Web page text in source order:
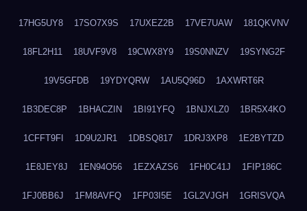
17HG5UY8 17SO7X9S 17UXEZ2B 17VE7UAW 181QKVNV
18FL2H11 18UVF9V8 19CWX8Y9 19S0NNZV 19SYNG2F
19V5GFDB 19YDYQRW 1AU5Q96D 1AXWRT6R
1B3DEC8P 1BHACZIN 1BI91YFQ 1BNJXLZ0 1BR5X4KO
1CFFT9FI 1D9U2JR1 1DBSQ817 1DRJ3XP8 1E2BYTZD
1E8JEY8J 1EN94O56 1EZXAZS6 1FH0C41J 1FIP186C
1FJ0BB6J 1FM8AVFQ 1FP03I5E 1GL2VJGH 1GRISVQA